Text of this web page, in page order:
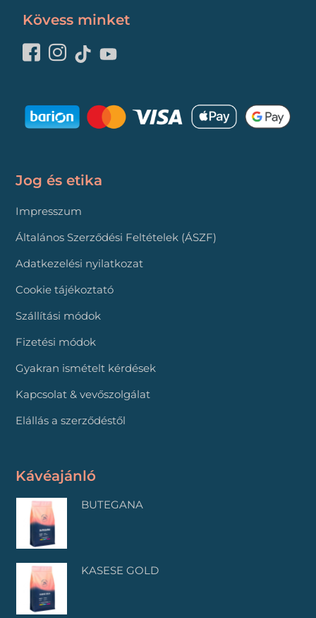
Kövess minket
Jog és etika
Impresszum
Általános Szerződési Feltételek (ÁSZF)
Adatkezelési nyilatkozat
Cookie tájékoztató
Szállítási módok
Fizetési módok
Gyakran ismételt kérdések
Kapcsolat & vevőszolgálat
Elállás a szerződéstől
Kávéajánló
BUTEGANA
KASESE GOLD